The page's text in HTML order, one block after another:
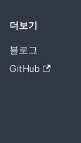
더보기
블로그
GitHub